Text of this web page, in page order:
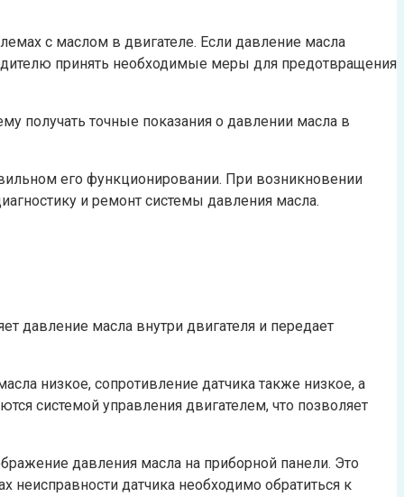
с маслом в двигателе. Если давление масла
принять необходимые меры для предотвращения
получать точные показания о давлении масла в
его функционировании. При возникновении
и ремонт системы давления масла.
давление масла внутри двигателя и передает
низкое, сопротивление датчика также низкое, а
системой управления двигателем, что позволяет
давления масла на приборной панели. Это
датчика необходимо обратиться к